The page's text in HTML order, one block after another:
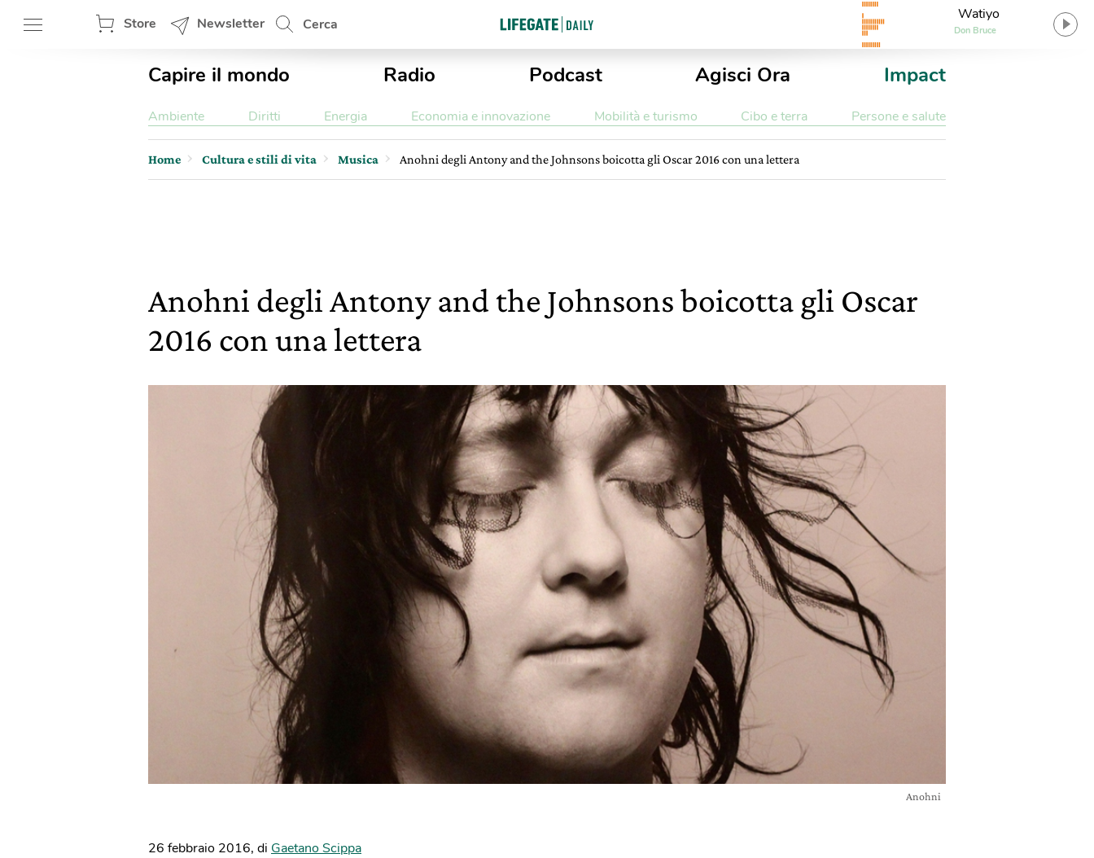
Store Newsletter Cerca
Watiyo
Don Bruce
Capire il mondo Radio Podcast Agisci Ora Impact
Ambiente Diritti Energia Economia e innovazione Mobilità e turismo Cibo e terra Persone e salute
Home Cultura e stili di vita Musica Anohni degli Antony and the Johnsons boicotta gli Oscar 2016 con una lettera
Anohni degli Antony and the Johnsons boicotta gli Oscar
2016 con una lettera
Anohni
26 febbraio 2016, di Gaetano Scippa